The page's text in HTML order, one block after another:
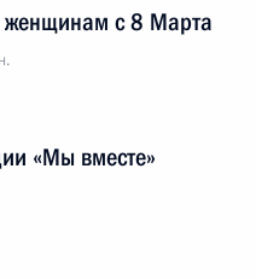
женщинам с 8 Марта
«Мы вместе»